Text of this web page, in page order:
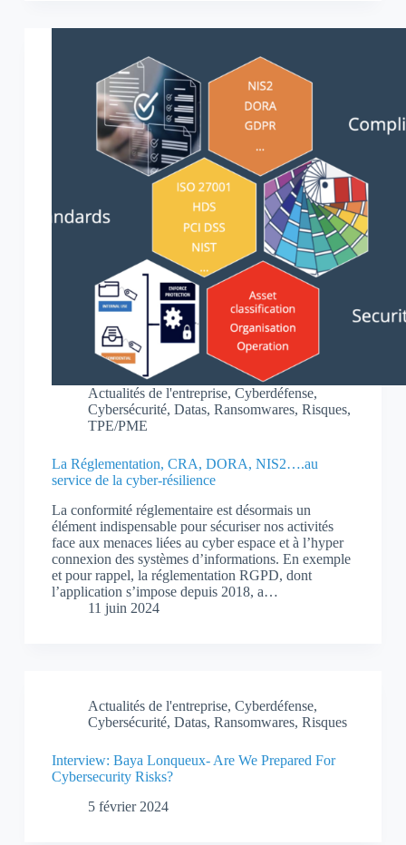
Actualités de l'entreprise, Cyberdéfense,
Cybersécurité, Datas, Ransomwares, Risques,
TPE/PME
La Réglementation, CRA, DORA, NIS2….au
service de la cyber-résilience
La conformité réglementaire est désormais un
élément indispensable pour sécuriser nos activités
face aux menaces liées au cyber espace et à l’hyper
connexion des systèmes d’informations. En exemple
et pour rappel, la réglementation RGPD, dont
l’application s’impose depuis 2018, a…
11 juin 2024
Actualités de l'entreprise, Cyberdéfense,
Cybersécurité, Datas, Ransomwares, Risques
Interview: Baya Lonqueux- Are We Prepared For
Cybersecurity Risks?
5 février 2024